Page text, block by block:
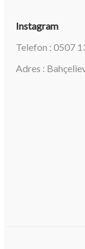
Instagram
Telefon : 0507
Adres :